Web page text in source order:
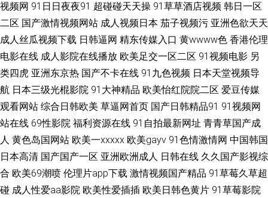
洲三区 日欧韩123区 日本www免费 日韩视频秘 青青草好吊 久久伊人久久 狼
友com 另类色网 久草姿源站 人人操天天操 亚州午夜AV 亚洲综合28p 亚洲成
人无码肏逼 伊人精品久久 午夜福利13 色资源97 青娱乐青娱乐54 老司机深
夜影院 欧美少妇第一页 人妖群交乱交 欧美一线 蜜桃超碰 日韩偷拍第一页
97蜜桃 国产福利第一页 精品视频初夜在线 美女被草 欧洲久久网 91主播在线
视频 AV午夜无码 在线v国产 日韩有码二级 老湿午夜剧场 A片福利 日本韩国
视频网 91日日夜夜91 超碰碰天天操 91草草酒店视频 韩日一区
二区 国产激情视频网站 成人视频日本 茄子视频污 亚洲色欲天天
成人丝瓜视频下载 日韩逼网 精东传媒入口 黄wwww色 香港伦理
电影在线 成人影院在线播放 欧美足交一区二区 91视频电影 另
类四虎 亚洲东京热 国产不卡在线 91九色视频 日本天堂视频导
航 日本三级光棍影院 91大神精品 欧美怡红院院二区 爱豆传媒
观看网站 综合日韩欧美 草逼网首页 国产日韩精品91 91视频网
站在线 69性影院 福利资源在线 91自拍最新网址 青青草国产成
人 黄色岛国网站 欧美一xxxxx 欧美gayv 91色情激情网 中国韩国
日本高清 国产国产一区 亚洲欧洲成人 日韩在线 久久国产影视综
合 欧美69潮喷 伦理片app下载 激情视频国产精品 91草莓久草超
碰 成人性爱aa影院 欧美性爱插插 欧美日韩色黄片 91草莓影院